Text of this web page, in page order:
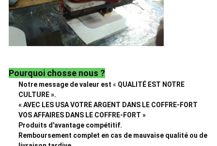
Pourquoi chosse nous ?
Notre message de valeur est « QUALITÉ EST NOTRE
CULTURE ».
« AVEC LES USA VOTRE ARGENT DANS LE COFFRE-FORT
VOS AFFAIRES DANS LE COFFRE-FORT »
Produits d'avantage compétitif.
Remboursement complet en cas de mauvaise qualité ou de